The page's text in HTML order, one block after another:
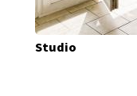
Studio